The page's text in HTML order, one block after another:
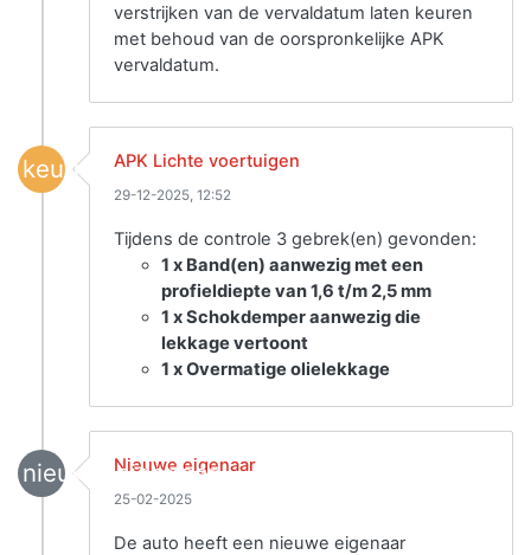
verstrijken van de vervaldatum laten keuren
met behoud van de oorspronkelijke APK
vervaldatum.
keuring APK Lichte voertuigen
29-12-2025, 12:52
Tijdens de controle 3 gebrek(en) gevonden:
1 x Band(en) aanwezig met een
profieldiepte van 1,6 t/m 2,5 mm
1 x Schokdemper aanwezig die
lekkage vertoont
1 x Overmatige olielekkage
nieuwe_eigenaar
Nieuwe eigenaar
25-02-2025
De auto heeft een nieuwe eigenaar